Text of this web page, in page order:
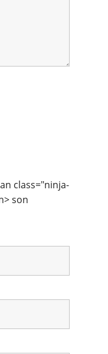
class="ninja-
son